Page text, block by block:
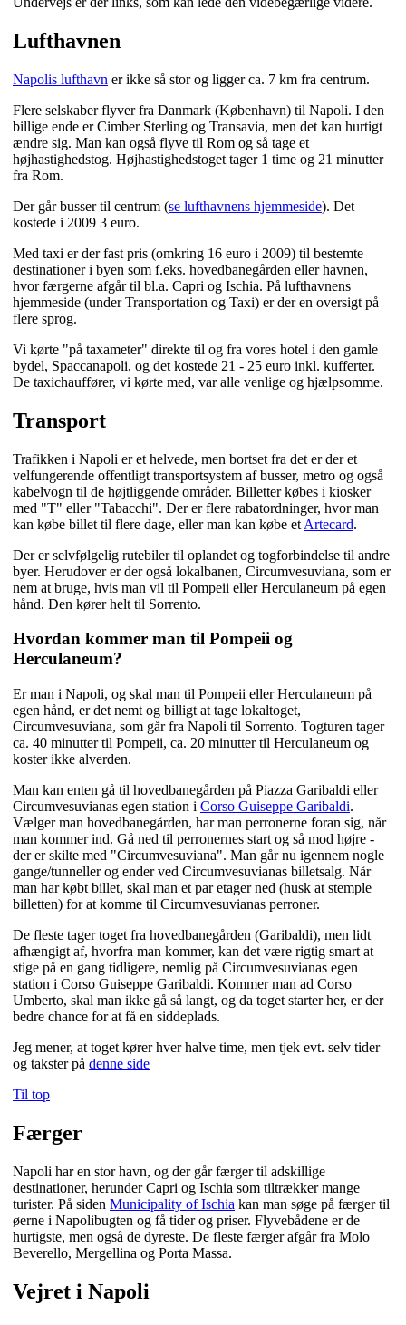
Lufthavnen
Napolis lufthavn er ikke så stor og ligger ca. 7 km fra centrum.
Flere selskaber flyver fra Danmark (København) til Napoli. I den
billige ende er Cimber Sterling og Transavia, men det kan hurtigt
ændre sig. Man kan også flyve til Rom og så tage et
højhastighedstog. Højhastighedstoget tager 1 time og 21 minutter
fra Rom.
Der går busser til centrum (se lufthavnens hjemmeside). Det
kostede i 2009 3 euro.
Med taxi er der fast pris (omkring 16 euro i 2009) til bestemte
destinationer i byen som f.eks. hovedbanegården eller havnen,
hvor færgerne afgår til bl.a. Capri og Ischia. På lufthavnens
hjemmeside (under Transportation og Taxi) er der en oversigt på
flere sprog.
Vi kørte "på taxameter" direkte til og fra vores hotel i den gamle
bydel, Spaccanapoli, og det kostede 21 - 25 euro inkl. kufferter.
De taxichauffører, vi kørte med, var alle venlige og hjælpsomme.
Transport
Trafikken i Napoli er et helvede, men bortset fra det er der et
velfungerende offentligt transportsystem af busser, metro og også
kabelvogn til de højtliggende områder. Billetter købes i kiosker
med "T" eller "Tabacchi". Der er flere rabatordninger, hvor man
kan købe billet til flere dage, eller man kan købe et Artecard.
Der er selvfølgelig rutebiler til oplandet og togforbindelse til andre
byer. Herudover er der også lokalbanen, Circumvesuviana, som er
nem at bruge, hvis man vil til Pompeii eller Herculaneum på egen
hånd. Den kører helt til Sorrento.
Hvordan kommer man til Pompeii og
Herculaneum?
Er man i Napoli, og skal man til Pompeii eller Herculaneum på
egen hånd, er det nemt og billigt at tage lokaltoget,
Circumvesuviana, som går fra Napoli til Sorrento. Togturen tager
ca. 40 minutter til Pompeii, ca. 20 minutter til Herculaneum og
koster ikke alverden.
Man kan enten gå til hovedbanegården på Piazza Garibaldi eller
Circumvesuvianas egen station i Corso Guiseppe Garibaldi.
Vælger man hovedbanegården, har man perronerne foran sig, når
man kommer ind. Gå ned til perronernes start og så mod højre -
der er skilte med "Circumvesuviana". Man går nu igennem nogle
gange/tunneller og ender ved Circumvesuvianas billetsalg. Når
man har købt billet, skal man et par etager ned (husk at stemple
billetten) for at komme til Circumvesuvianas perroner.
De fleste tager toget fra hovedbanegården (Garibaldi), men lidt
afhængigt af, hvorfra man kommer, kan det være rigtig smart at
stige på en gang tidligere, nemlig på Circumvesuvianas egen
station i Corso Guiseppe Garibaldi. Kommer man ad Corso
Umberto, skal man ikke gå så langt, og da toget starter her, er der
bedre chance for at få en siddeplads.
Jeg mener, at toget kører hver halve time, men tjek evt. selv tider
og takster på denne side
Til top
Færger
Napoli har en stor havn, og der går færger til adskillige
destinationer, herunder Capri og Ischia som tiltrækker mange
turister. På siden Municipality of Ischia kan man søge på færger til
øerne i Napolibugten og få tider og priser. Flyvebådene er de
hurtigste, men også de dyreste. De fleste færger afgår fra Molo
Beverello, Mergellina og Porta Massa.
Vejret i Napoli